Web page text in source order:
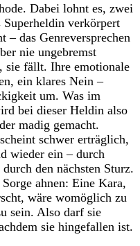
Dabei lohnt es, zwei
verkörpert
das Genreversprechen
nie ungebremst
sie fällt. Ihre emotionale
ein klares Nein –
um. Was im
bei dieser Heldin also
madig gemacht.
schwer erträglich,
wieder ein – durch
den nächsten Sturz.
ahnen: Eine Kara,
wäre womöglich zu
sein. Also darf sie
sie hingefallen ist.